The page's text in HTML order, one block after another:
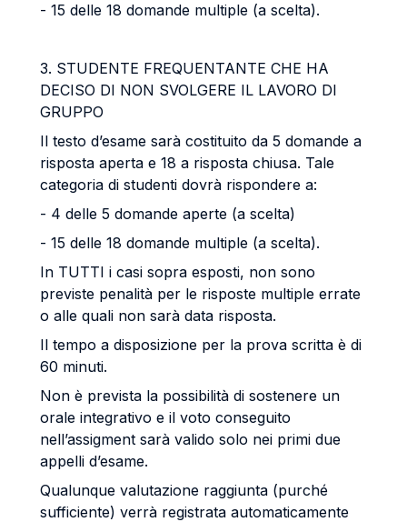
- 15 delle 18 domande multiple (a scelta).
3. STUDENTE FREQUENTANTE CHE HA
DECISO DI NON SVOLGERE IL LAVORO DI
GRUPPO
Il testo d’esame sarà costituito da 5 domande a
risposta aperta e 18 a risposta chiusa. Tale
categoria di studenti dovrà rispondere a:
- 4 delle 5 domande aperte (a scelta)
- 15 delle 18 domande multiple (a scelta).
In TUTTI i casi sopra esposti, non sono
previste penalità per le risposte multiple errate
o alle quali non sarà data risposta.
Il tempo a disposizione per la prova scritta è di
60 minuti.
Non è prevista la possibilità di sostenere un
orale integrativo e il voto conseguito
nell’assigment sarà valido solo nei primi due
appelli d’esame.
Qualunque valutazione raggiunta (purché
sufficiente) verrà registrata automaticamente